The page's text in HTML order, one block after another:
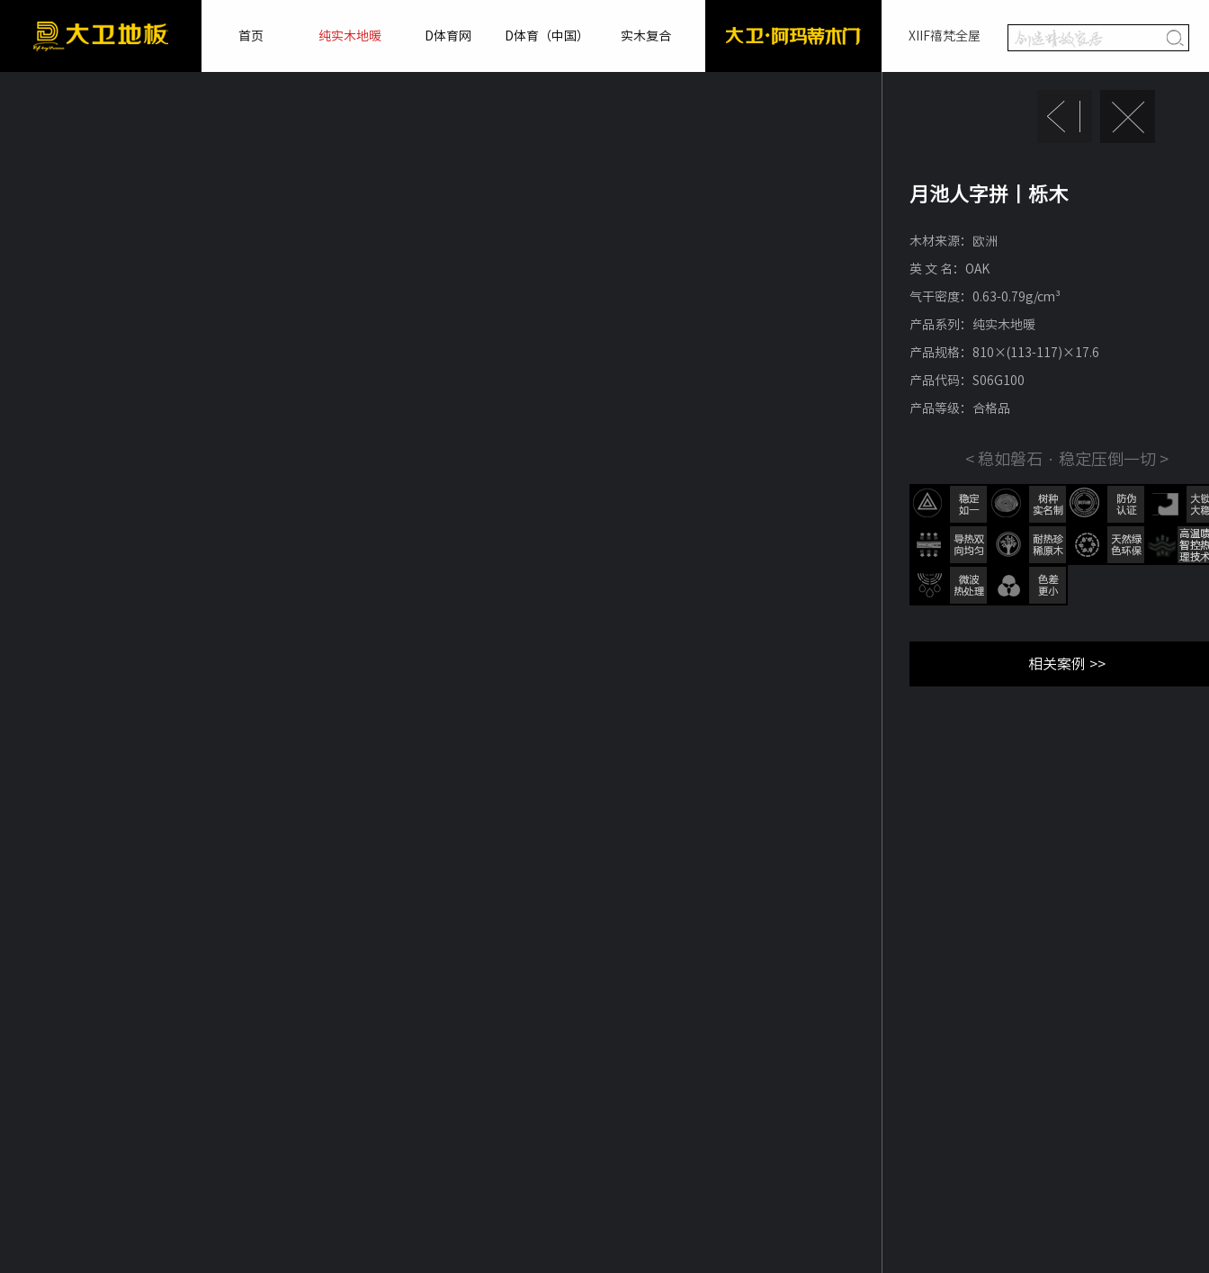
首页 纯实木地暖 D体育网 D体育（中国） 实木复合 XIIF禧梵全屋
月池人字拼丨栎木
木材来源：欧洲
英 文 名：OAK
气干密度：0.63-0.79g/cm³
产品系列：纯实木地暖
产品规格：810×(113-117)×17.6
产品代码：S06G100
产品等级：合格品
< 稳如磐石 · 稳定压倒一切 >
相关案例 >>